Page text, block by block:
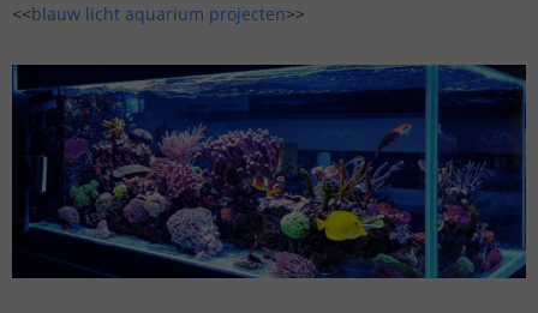
<<blauw licht aquarium projecten>>